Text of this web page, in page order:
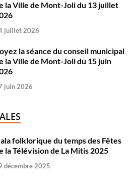
la Ville de Mont-Joli du 13 juillet
juillet 2026
la séance du conseil municipal
la Ville de Mont-Joli du 15 juin
juin 2026
folklorique du temps des Fêtes
la Télévision de La Mitis 2025
décembre 2025